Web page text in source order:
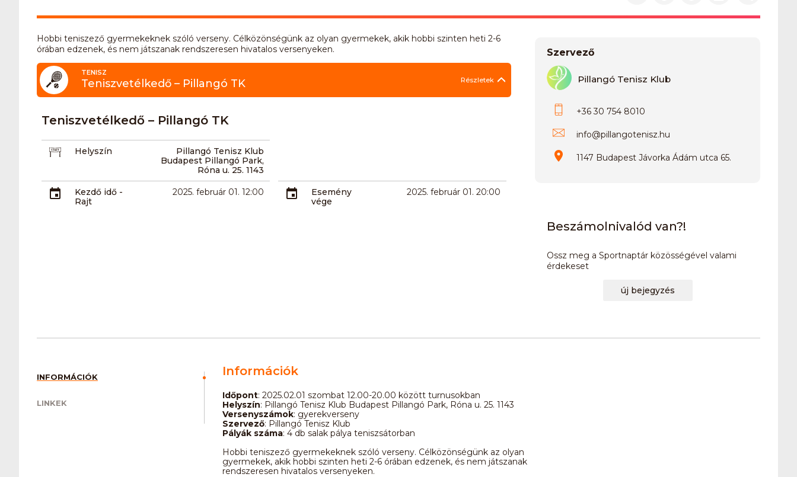
Hobbi teniszező gyermekeknek szóló verseny. Célközönségünk az olyan gyermekek, akik hobbi szinten heti 2-6
órában edzenek, és nem játszanak rendszeresen hivatalos versenyeken.
TENISZ
Teniszvetélkedő – Pillangó TK Részletek
Teniszvetélkedő – Pillangó TK
Helyszín
Pillangó Tenisz Klub
Budapest Pillangó Park,
Róna u. 25. 1143
Kezdő idő -
Rajt
2025. február 01. 12:00
Esemény
vége
2025. február 01. 20:00
Szervező
Pillangó Tenisz Klub
+36 30 754 8010
info@pillangotenisz.hu
1147 Budapest Jávorka Ádám utca 65.
Beszámolnivalód van?!
Ossz meg a Sportnaptár közösségével valami
érdekeset
új bejegyzés
INFORMÁCIÓK
LINKEK
Információk
Időpont: 2025.02.01 szombat 12.00-20.00 között turnusokban
Helyszín: Pillangó Tenisz Klub Budapest Pillangó Park, Róna u. 25. 1143
Versenyszámok: gyerekverseny
Szervező: Pillangó Tenisz Klub
Pályák száma: 4 db salak pálya teniszsátorban
Hobbi teniszező gyermekeknek szóló verseny. Célközönségünk az olyan
gyermekek, akik hobbi szinten heti 2-6 órában edzenek, és nem játszanak
rendszeresen hivatalos versenyeken.